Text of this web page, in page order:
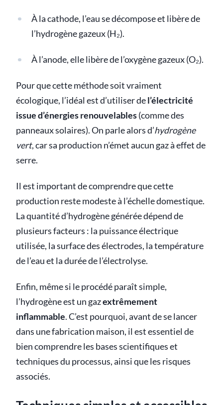
À la cathode, l’eau se décompose et libère de
l’hydrogène gazeux (H₂).
À l’anode, elle libère de l’oxygène gazeux (O₂).
Pour que cette méthode soit vraiment
écologique, l’idéal est d’utiliser del’électricité
issue d’énergies renouvelables(comme des
panneaux solaires). On parle alors d’hydrogène
vert, car sa production n’émet aucun gaz à effet de
serre.
Il est important de comprendre que cette
production reste modeste à l’échelle domestique.
La quantité d’hydrogène générée dépend de
plusieurs facteurs : la puissance électrique
utilisée, la surface des électrodes, la température
de l’eau et la durée de l’électrolyse.
Enfin, même si le procédé paraît simple,
l’hydrogène est un gazextrêmement
inflammable. C’est pourquoi, avant de se lancer
dans une fabrication maison, il est essentiel de
bien comprendre les bases scientifiques et
techniques du processus, ainsi que les risques
associés.